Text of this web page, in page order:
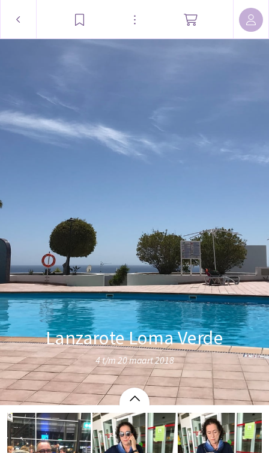
Lanzarote Loma Verde
4 t/m 20 maart 2018